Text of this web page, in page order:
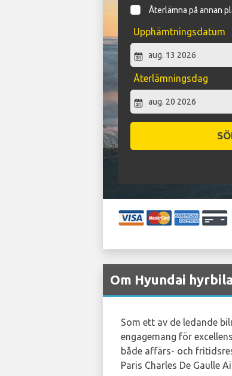
Återlämna på annan
Upphämtningsdatum
Återlämningsdag
Om Hyundai
Som ett av de ledande
engagemang för
både affärs- och
Paris Charles De Gaulle